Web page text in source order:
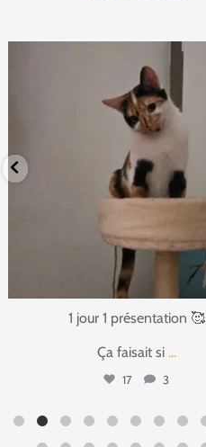
Août 2
1 jour 1 présentation 🥰
Ça faisait si ...
17 3